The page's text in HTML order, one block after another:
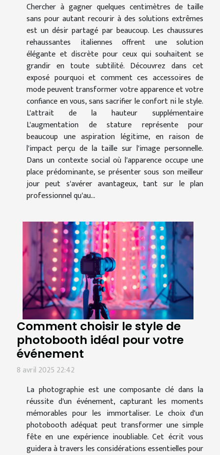
Chercher à gagner quelques centimètres de taille
sans pour autant recourir à des solutions extrêmes
est un désir partagé par beaucoup. Les chaussures
rehaussantes italiennes offrent une solution
élégante et discrète pour ceux qui souhaitent se
grandir en toute subtilité. Découvrez dans cet
exposé pourquoi et comment ces accessoires de
mode peuvent transformer votre apparence et votre
confiance en vous, sans sacrifier le confort ni le style.
L'attrait de la hauteur supplémentaire
L'augmentation de stature représente pour
beaucoup une aspiration légitime, en raison de
l'impact perçu de la taille sur l'image personnelle.
Dans un contexte social où l'apparence occupe une
place prédominante, se présenter sous son meilleur
jour peut s'avérer avantageux, tant sur le plan
professionnel qu'au...
Comment choisir le style de
photobooth idéal pour votre
événement
8 avril 2025 22:42
La photographie est une composante clé dans la
réussite d'un événement, capturant les moments
mémorables pour les immortaliser. Le choix d'un
photobooth adéquat peut transformer une simple
fête en une expérience inoubliable. Cet écrit vous
guidera à travers les considérations essentielles pour